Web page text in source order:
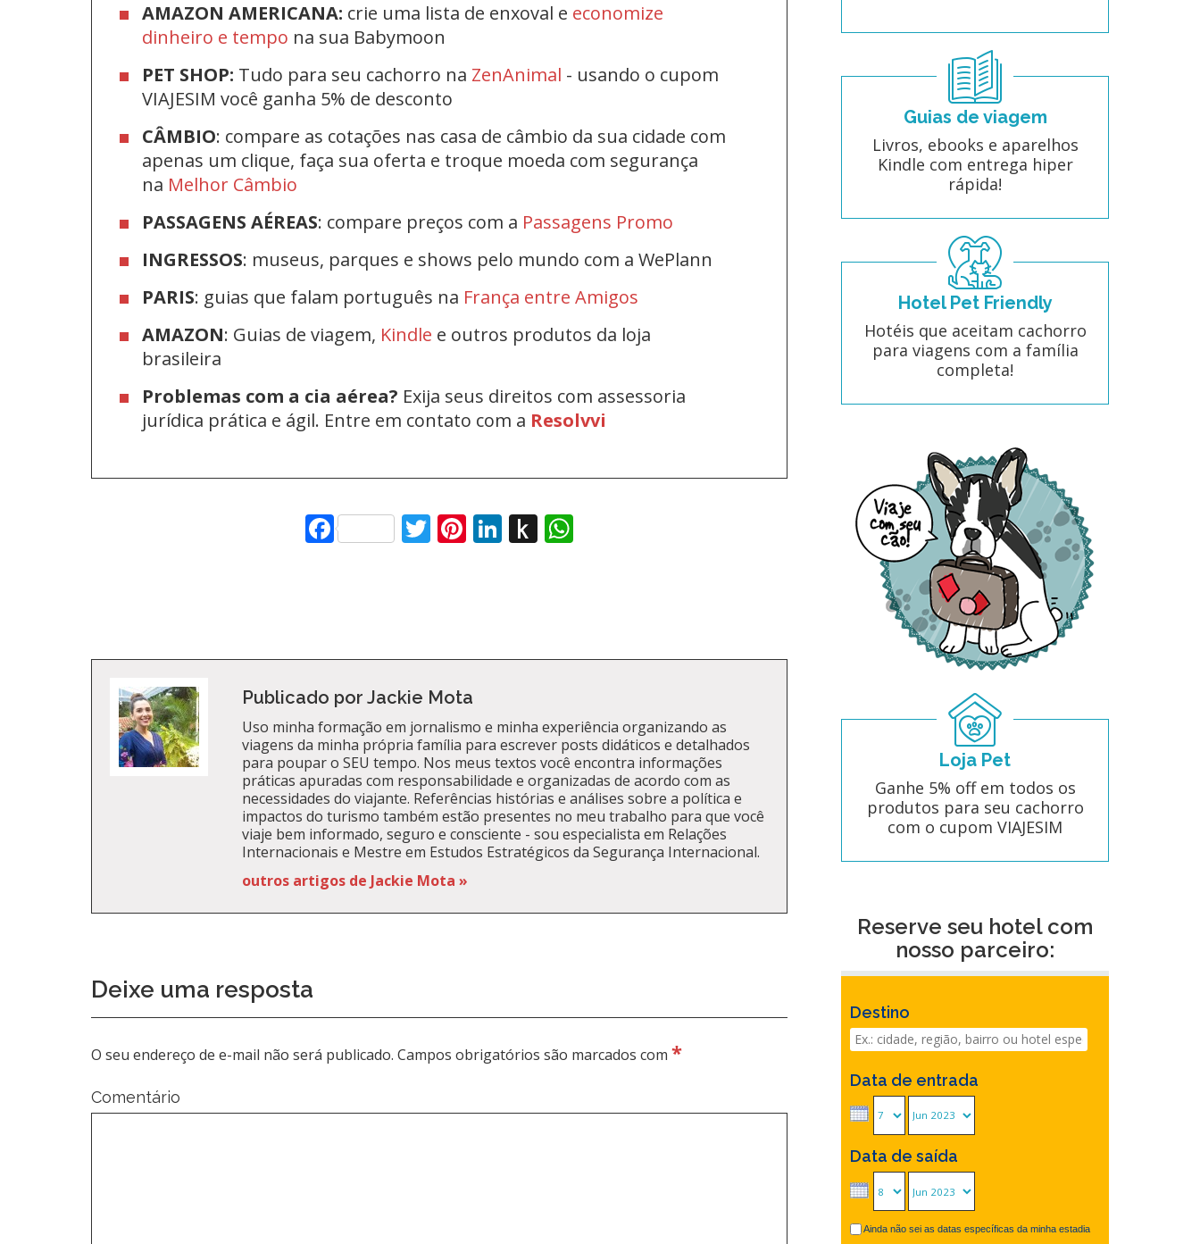
AMAZON AMERICANA: crie uma lista de enxoval e economize
dinheiro e tempo na sua Babymoon
PET SHOP: Tudo para seu cachorro na ZenAnimal - usando o cupom
VIAJESIM você ganha 5% de desconto
CÂMBIO: compare as cotações nas casa de câmbio da sua cidade com
apenas um clique, faça sua oferta e troque moeda com segurança
na Melhor Câmbio
PASSAGENS AÉREAS: compare preços com a Passagens Promo
INGRESSOS: museus, parques e shows pelo mundo com a WePlann
PARIS: guias que falam português na França entre Amigos
AMAZON: Guias de viagem, Kindle e outros produtos da loja
brasileira
Problemas com a cia aérea? Exija seus direitos com assessoria
jurídica prática e ágil. Entre em contato com a Resolvvi
FacebookTwitter
Pinterest
LinkedIn
Push
Publicado por Jackie Mota
Uso minha formação em jornalismo e minha experiência organizando as
viagens da minha própria família para escrever posts didáticos e detalhados
para poupar o SEU tempo. Nos meus textos você encontra informações
práticas apuradas com responsabilidade e organizadas de acordo com as
necessidades do viajante. Referências histórias e análises sobre a política e
impactos do turismo também estão presentes no meu trabalho para que você
viaje bem informado, seguro e consciente - sou especialista em Relações
Internacionais e Mestre em Estudos Estratégicos da Segurança Internacional.
outros artigos de Jackie Mota »
Deixe uma resposta
O seu endereço de e-mail não será publicado. Campos obrigatórios são marcados com *
Comentário
Guias de viagem
Livros, ebooks e aparelhos
Kindle com entrega hiper
rápida!
Hotel Pet Friendly
Hotéis que aceitam cachorro
para viagens com a família
completa!
Loja Pet
Ganhe 5% off em todos os
produtos para seu cachorro
com o cupom VIAJESIM
Reserve seu hotel com
nosso parceiro:
Destino
Data de entrada
Data de saída
Ainda não sei as datas específicas da minha estadia